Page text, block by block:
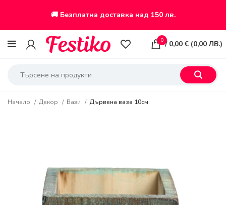
🚚 Безплатна доставка над 150 лв.
0 / 0,00€ (0,00 ЛВ.)
Начало Декор Вази Дървена ваза 10см.